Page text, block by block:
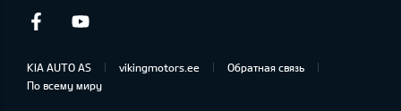
Facebook
KIA AUTO AS vikingmotors.ee
Обратная связь
По всему миру